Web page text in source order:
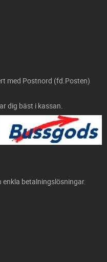
med Postnord (fd.Posten)
dig bäst i kassan.
enkla betalningslösningar.